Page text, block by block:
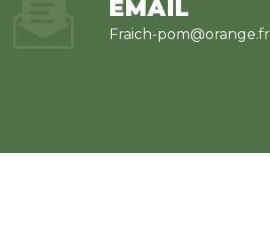
EMAIL
fraich-pom@orange.fr